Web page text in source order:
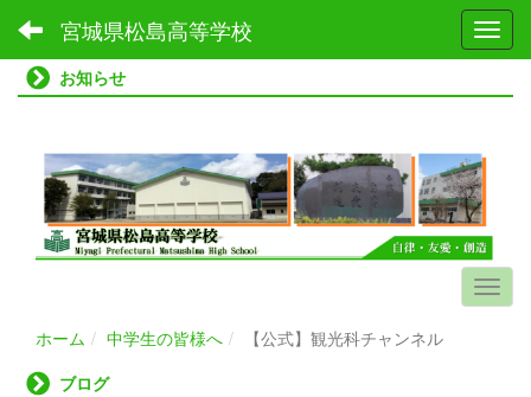
宮城県松島高等学校
お知らせ
ホーム 中学生の皆様へ
【公式】観光科チャンネル
ブログ